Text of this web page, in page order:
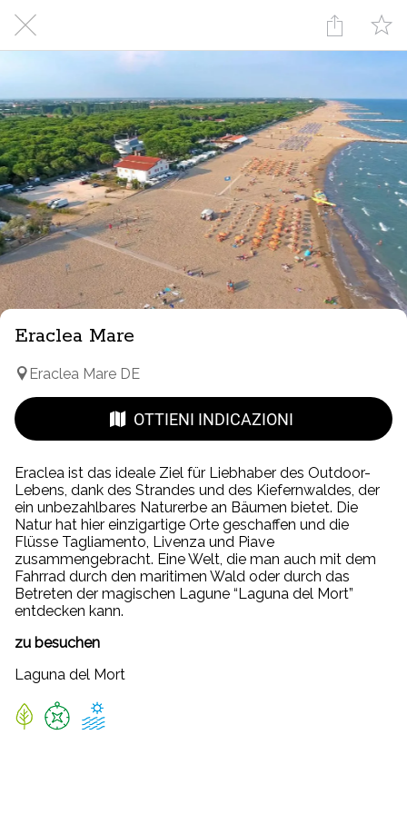
Eraclea Mare
Eraclea Mare DE
OTTIENI INDICAZIONI
Eraclea ist das ideale Ziel für Liebhaber des Outdoor-
Lebens, dank des Strandes und des Kiefernwaldes, der
ein unbezahlbares Naturerbe an Bäumen bietet. Die
Natur hat hier einzigartige Orte geschaffen und die
Flüsse Tagliamento, Livenza und Piave
zusammengebracht. Eine Welt, die man auch mit dem
Fahrrad durch den maritimen Wald oder durch das
Betreten der magischen Lagune “Laguna del Mort”
entdecken kann.
zu besuchen
Laguna del Mort